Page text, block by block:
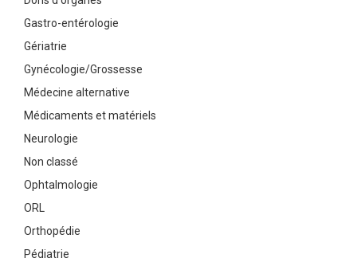
Gastro-entérologie
Gériatrie
Gynécologie/Grossesse
Médecine alternative
Médicaments et matériels
Neurologie
Non classé
Ophtalmologie
ORL
Orthopédie
Pédiatrie